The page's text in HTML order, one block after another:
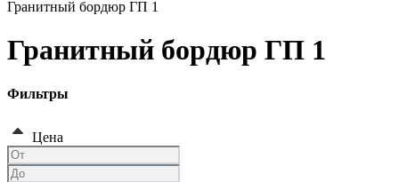
Гранитный бордюр ГП 1
Гранитный бордюр ГП 1
Фильтры
Цена